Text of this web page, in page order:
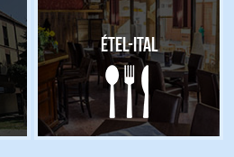
Étel-ital